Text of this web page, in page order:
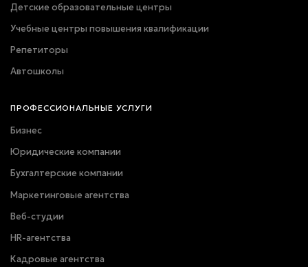
Детские образовательные центры
Учебные центры повышения квалификации
Репетиторы
Автошколы
ПРОФЕССИОНАЛЬНЫЕ УСЛУГИ
Бизнес
Юридические компании
Бухгалтерские компании
Маркетинговые агентства
Веб-студии
HR-агентства
Кадровые агентства